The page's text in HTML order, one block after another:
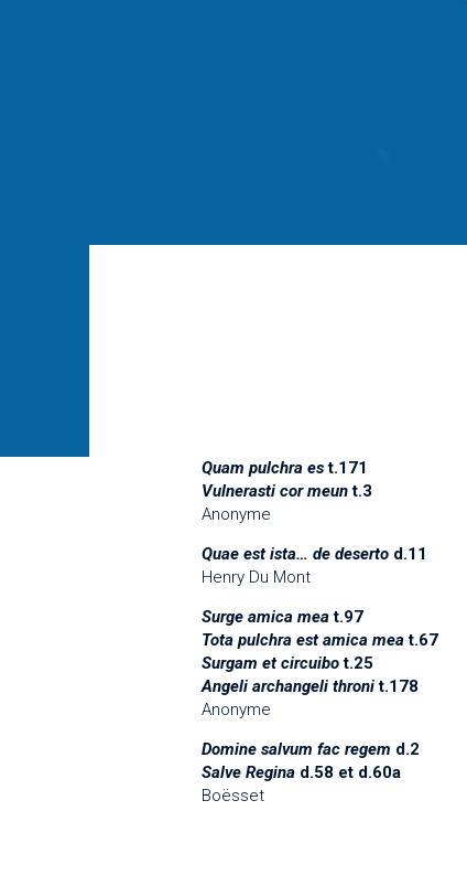
Quam pulchra est.171
Vulnerasti cor meunt.3
Anonyme
Quae est ista… de deserto d.11
Henry Du Mont
Surge amica meat.97
Tota pulchra est amica meat.67
Surgam et circuibot.25
Angeli archangeli thronit.178
Anonyme
Domine salvum fac regem d.2
Salve Regina d.58 et d.60a
Boësset